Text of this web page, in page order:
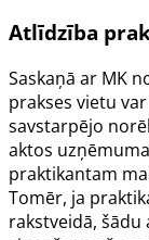
Atlīdzība
Saskaņā ar MK
prakses vietu
savstarpējo
aktos
praktikantam
Tomēr, ja
rakstveidā,